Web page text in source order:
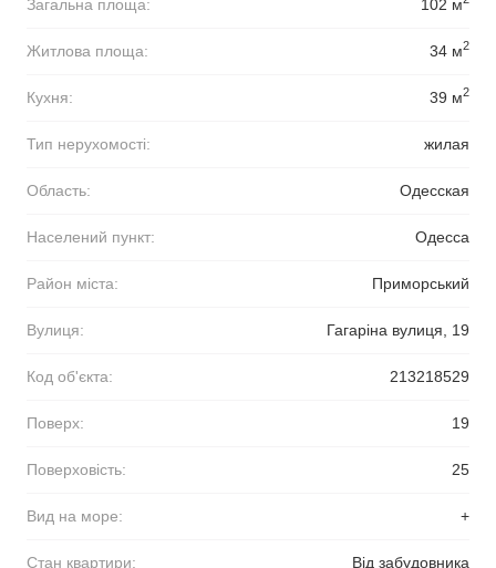
Загальна площа: 102 м
Житлова площа: 34 м2
Кухня: 39 м2
Тип нерухомості: жилая
Область: Одесская
Населений пункт: Одесса
Район міста: Приморський
Вулиця: Гагаріна вулиця, 19
Код об'єкта: 213218529
Поверх: 19
Поверховість: 25
Вид на море: +
Стан квартири: Від забудовника